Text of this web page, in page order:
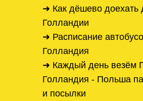
➜ Как дёшево доехать
Голландии
➜ Расписание
Голландия
➜ Каждый день везём
Голландия - Польша
и посылки